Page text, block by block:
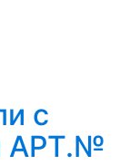
с
АРТ.№